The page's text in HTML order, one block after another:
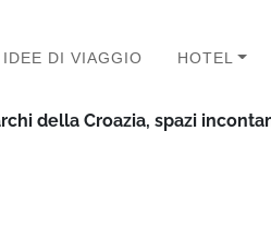
IDEE DI VIAGGIO HOTEL
della Croazia, spazi